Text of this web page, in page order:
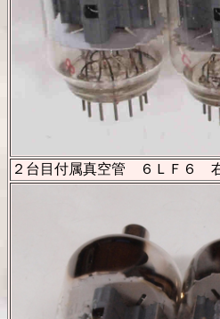
２台目付属真空管 ６ＬＦ６